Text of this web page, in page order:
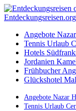
Angebote
Tennis Urlaub
Hotels
Jordanien
Frühbucher
Glückshotel
Angebote Nazar
Tennis Urlaub